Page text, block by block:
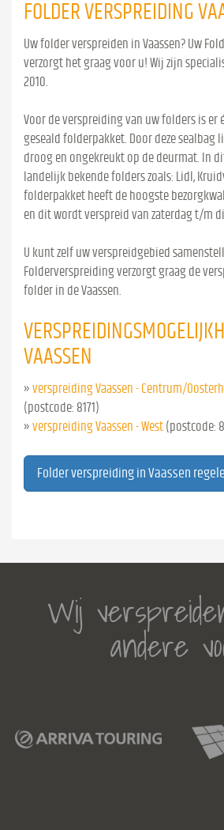
FOLDER VERSPREIDING
Uw folder verspreiden in Vaassen? Uw
verzorgt het graag voor u! Wij zijn
2010.
Voor de verspreiding van uw folders is er
geseald folderpakket. Door deze sealbag
droog en ongekreukt op de deurmat. In
landelijk bekende folders zoals: Lidl,
folderpakket heeft de hoogste
en dit wordt verspreid van zaterdag t/m
U kunt zelf uw verspreidgebied
Folderverspreiding verzorgt graag de
folder in de Vaassen.
VAASSEN
» verspreiding Vaassen - Centrum/
(postcode: 8171)
» verspreiding Vaassen - West (postcode:
Folder verspreiding in Vaassen
Wij
andere